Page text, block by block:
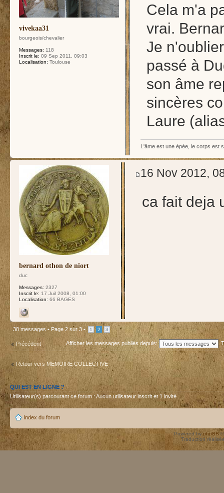
vivekaa31
bourgeois/chevalier
Messages: 118
Inscrit le: 09 Sep 2011, 09:03
Localisation: Toulouse
Cela m'a
vrai.
Je
passé à
son âme
sincères
Laure
L'âme est une épée, le corps est
bernard othon de niort
duc
Messages: 2327
Inscrit le: 17 Juil 2008, 01:00
Localisation: 66 BAGES
16 Nov 2012,
ca fait deja
38 messages • Page 2 sur3 • 1 2 3
Précédent Afficher les messages publiés depuis:
Retour vers MEMOIRE COLLECTIVE
QUI EST EN LIGNE ?
Utilisateur(s) parcourant ce forum : Aucun utilisateur inscrit et 1 invité
Index du forum
Powered byphpBB
Traduction